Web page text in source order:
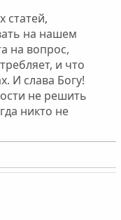
статей,
на нашем
на вопрос,
и что
И слава Богу!
не решить
никто не
е